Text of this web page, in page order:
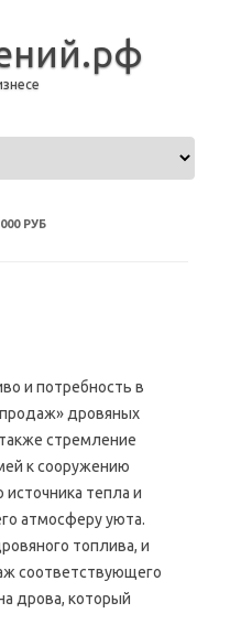
РУБ
и потребность в
дровяных
стремление
к сооружению
тепла и
атмосферу уюта.
топлива, и
соответствующего
дрова, который